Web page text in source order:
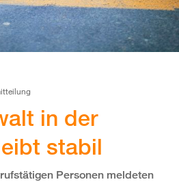
in der
stabil
Personen meldeten